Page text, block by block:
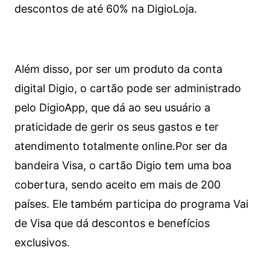
descontos de até 60% na DigioLoja.
Além disso, por ser um produto da conta
digital Digio, o cartão pode ser administrado
pelo DigioApp, que dá ao seu usuário a
praticidade de gerir os seus gastos e ter
atendimento totalmente online.Por ser da
bandeira Visa, o cartão Digio tem uma boa
cobertura, sendo aceito em mais de 200
países. Ele também participa do programa Vai
de Visa que dá descontos e benefícios
exclusivos.